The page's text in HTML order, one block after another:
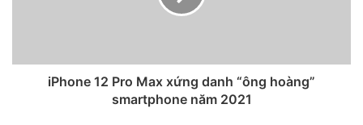
năm 2021. Cả hai máy tính xách tay đều được dự đoán sử
triển dựa trên M1.
Theo ông Kuo, hai chiếc MacBook Pro sắp ra mắt sẽ được
iPhone 12 Pro Max xứng danh “ông hoàng”
smartphone năm 2021